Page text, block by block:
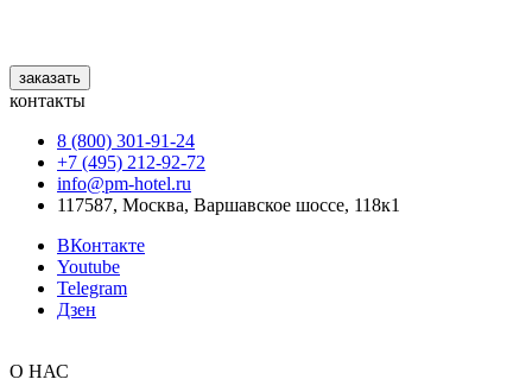
заказать
контакты
8 (800) 301‑91‑24
+7 (495) 212‑92‑72
info@pm-hotel.ru
117587, Москва, Варшавское шоссе, 118к1
ВКонтакте
Youtube
Telegram
Дзен
О НАС